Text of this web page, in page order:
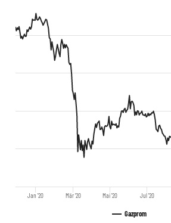
Gazprom
Jan '20 Mär '20 Mai '20 Jul '20